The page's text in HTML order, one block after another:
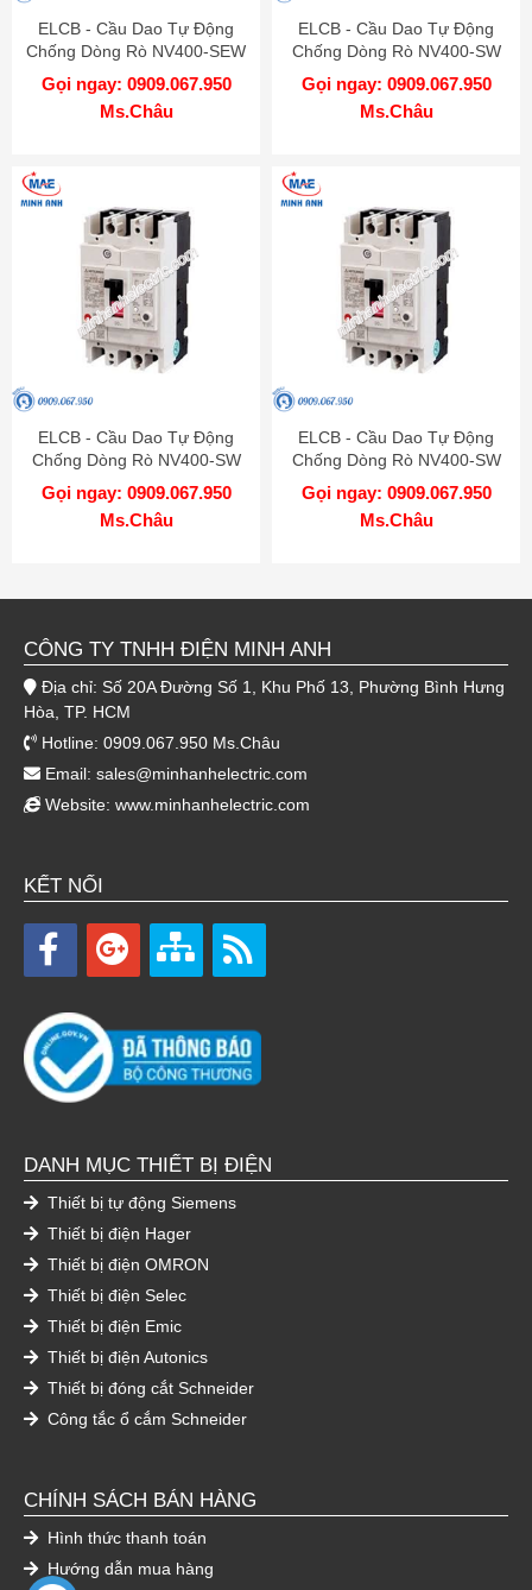
ELCB - Cầu Dao Tự Động
Chống Dòng Rò NV400-SEW
3P 400A 50kA 1.2.500mA TD
MITSUBISHI
Gọi ngay: 0909.067.950
Ms.Châu
ELCB - Cầu Dao Tự Động
Chống Dòng Rò NV400-SW
3P 400A 45kA 1.2.500mA TD
MITSUBISHI
Gọi ngay: 0909.067.950
Ms.Châu
ELCB - Cầu Dao Tự Động
Chống Dòng Rò NV400-SW
3P 350A 45kA 1.2.500mA TD
MITSUBISHI
Gọi ngay: 0909.067.950
Ms.Châu
ELCB - Cầu Dao Tự Động
Chống Dòng Rò NV400-SW
3P 300A 45kA 1.2.500mA TD
MITSUBISHI
Gọi ngay: 0909.067.950
Ms.Châu
CÔNG TY TNHH ĐIỆN MINH ANH
Địa chỉ: Số 20A Đường Số 1, Khu Phố 13, Phường Bình Hưng
Hòa, TP. HCM
Hotline: 0909.067.950 Ms.Châu
Email: sales@minhanhelectric.com
Website: www.minhanhelectric.com
KẾT NỐI
DANH MỤC THIẾT BỊ ĐIỆN
Thiết bị tự động Siemens
Thiết bị điện Hager
Thiết bị điện OMRON
Thiết bị điện Selec
Thiết bị điện Emic
Thiết bị điện Autonics
Thiết bị đóng cắt Schneider
Công tắc ổ cắm Schneider
CHÍNH SÁCH BÁN HÀNG
Hình thức thanh toán
Hướng dẫn mua hàng